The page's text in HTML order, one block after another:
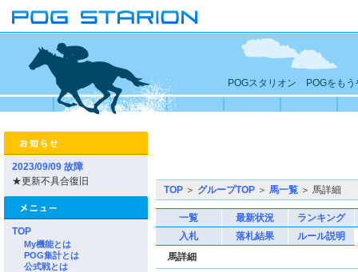
POGスタリオン POGをもう
2023/09/09 故障
★更新不具合復旧
TOP
My機能とは
POG集計とは
公式戦とは
TOP ＞ グループTOP ＞ 馬一覧 ＞ 馬詳細
一覧 最新状況
ランキング
入札
落札結果
ルール説明
馬詳細